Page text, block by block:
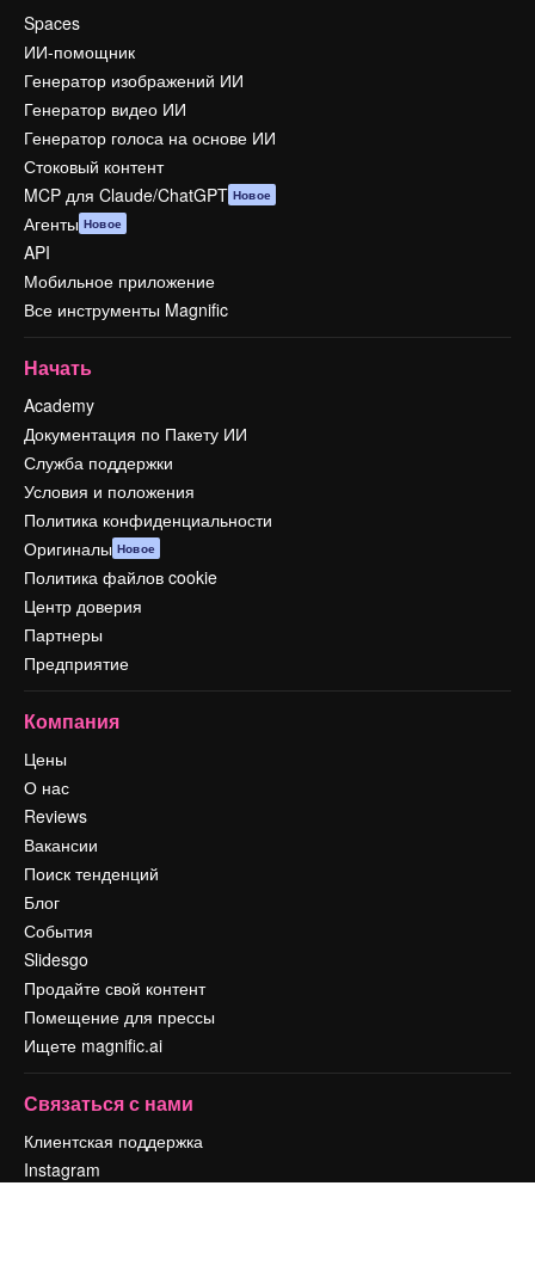
Spaces
ИИ-помощник
Генератор изображений ИИ
Генератор видео ИИ
Генератор голоса на основе ИИ
Стоковый контент
MCP для Claude/ChatGPT Новое
Агенты Новое
API
Мобильное приложение
Все инструменты Magnific
Начать
Academy
Документация по Пакету ИИ
Служба поддержки
Условия и положения
Политика конфиденциальности
Оригиналы Новое
Политика файлов cookie
Центр доверия
Партнеры
Предприятие
Компания
Цены
О нас
Reviews
Вакансии
Поиск тенденций
Блог
События
Slidesgo
Продайте свой контент
Помещение для прессы
Ищете magnific.ai
Связаться с нами
Клиентская поддержка
Instagram